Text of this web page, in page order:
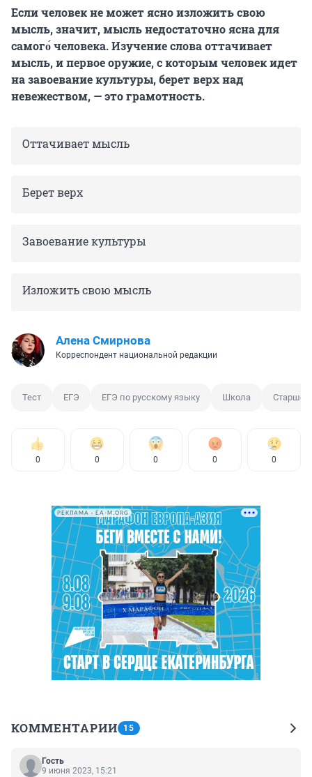
Если человек не может ясно изложить свою
мысль, значит, мысль недостаточно ясна для
самого́ человека. Изучение слова оттачивает
мысль, и первое оружие, с которым человек идет
на завоевание культуры, берет верх над
невежеством, — это грамотность.
Оттачивает мысль
Берет верх
Завоевание культуры
Изложить свою мысль
Алена Смирнова
Корреспондент национальной редакции
Тест ЕГЭ ЕГЭ по русскому языку Школа
0 0 0 0 0
РЕКЛАМА • EA-M.ORG
КОММЕНТАРИИ 15
Гость
9 июня 2023, 15:21